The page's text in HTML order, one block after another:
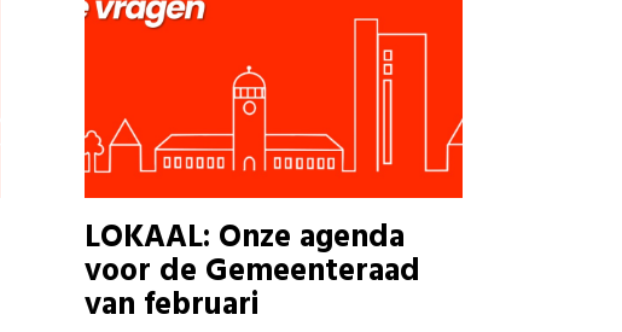
LOKAAL: Onze agenda
voor de Gemeenteraad
van februari